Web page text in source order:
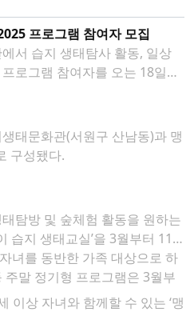
프로그램 참여자 모집
서 습지 생태탐사 활동, 일상
로그램 참여자를 오는 18일부
태문화관(서원구 산남동)과 맹
구성됐다.
탐방 및 숲체험 활동을 원하는
습지 생태교실’을 3월부터 11
녀를 동반한 가족 대상으로 하
주말 정기형 프로그램은 3월부
이상 자녀와 함께할 수 있는 ‘맹